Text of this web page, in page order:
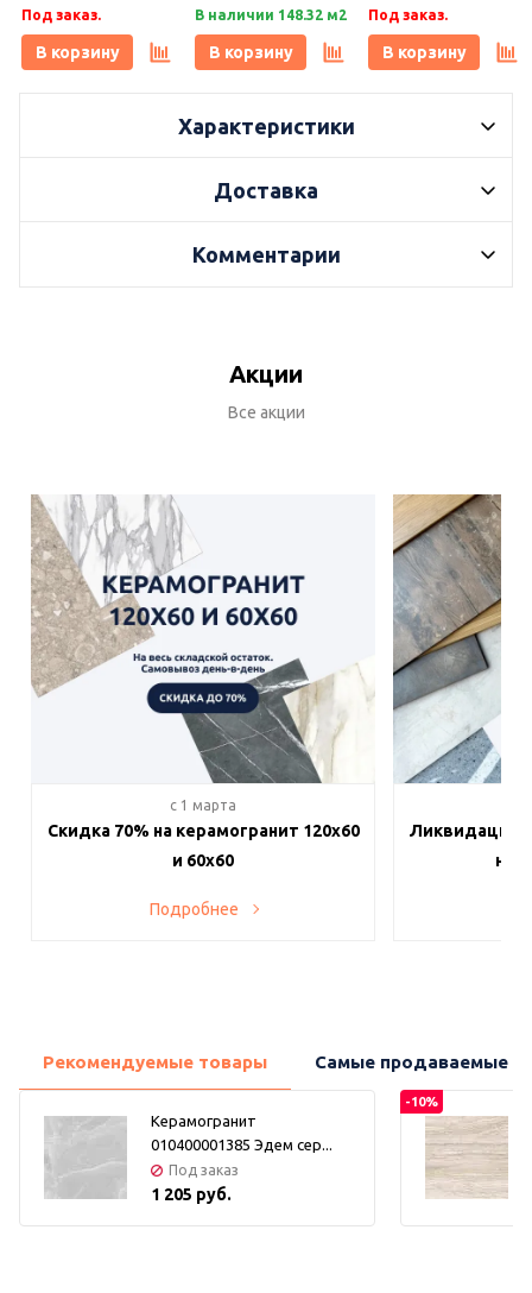
Idalgo (Идальго)
Под заказ.
В корзину
Idalgo (Идальго)
В наличии 148.32 м2
В корзину
Idalgo (Идальго)
Под заказ.
В корзину
Характеристики
Доставка
Комментарии
Акции
Все акции
c 1 марта
Скидка 70% на керамогранит 120х60
и 60х60
Подробнее
Ликвидация
на
Рекомендуемые товары Самые продаваемые
Керамогранит
010400001385 Эдем сер...
Под заказ
1 205 руб.
-10%